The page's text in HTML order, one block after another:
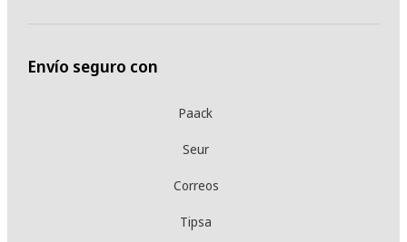
Envío seguro con
Paack
Seur
Correos
Tipsa